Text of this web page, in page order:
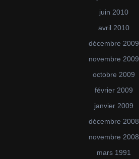
juin 2010
avril 2010
décembre 2009
novembre 2009
octobre 2009
février 2009
janvier 2009
décembre 2008
novembre 2008
mars 1991